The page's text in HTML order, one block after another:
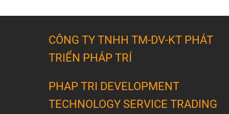
CÔNG TY TNHH TM-DV-KT PHÁT
TRIỂN PHÁP TRÍ
PHAP TRI DEVELOPMENT
TECHNOLOGY SERVICE TRADING